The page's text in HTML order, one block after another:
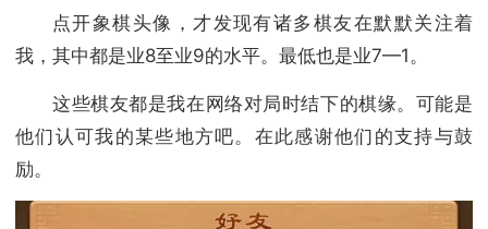
点开象棋头像，才发现有诸多棋友在默默关注着
我，其中都是业8至业9的水平。最低也是业7—1。
这些棋友都是我在网络对局时结下的棋缘。可能是
他们认可我的某些地方吧。在此感谢他们的支持与鼓
励。